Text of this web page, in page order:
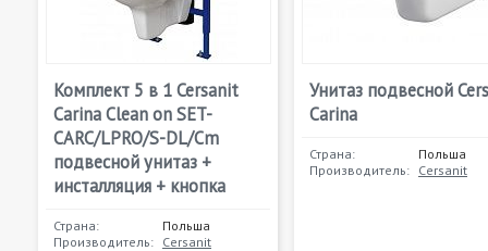
Комплект 5 в 1 Cersanit
Carina Clean on SET-
CARC/LPRO/S-DL/Cm
подвесной унитаз +
инсталляция + кнопка
Страна:
Польша
Производитель: Cersanit
Унитаз подвесной
Сarina
Страна:
Польша
Производитель: Cersanit